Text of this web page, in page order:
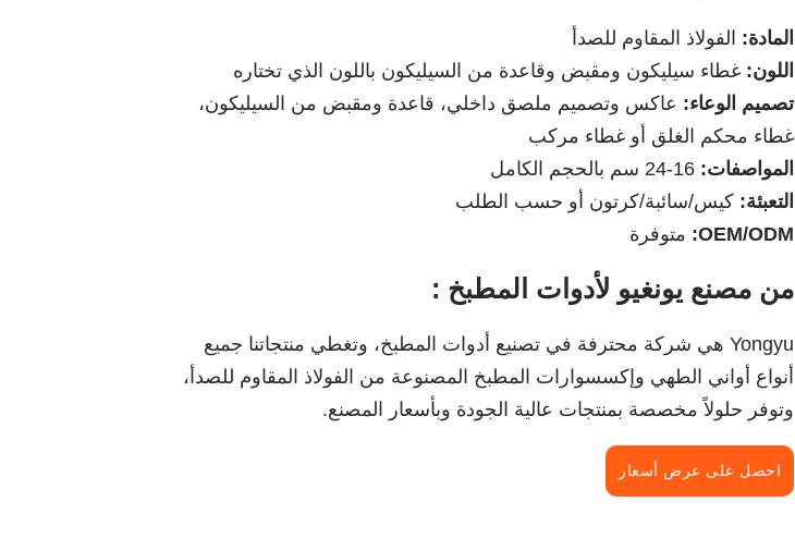
المادة: الفولاذ المقاوم للصدأ
اللون: غطاء سيليكون ومقبض وقاعدة من السيليكون باللون الذي تختاره
تصميم الوعاء: عاكس وتصميم ملصق داخلي، قاعدة ومقبض من السيليكون،
غطاء محكم الغلق أو غطاء مركب
المواصفات:
التعبئة: كيس/سائبة/كرتون أو حسب الطلب
OEM/ODM:
متوفرة
من مصنع يونغيو لأدوات المطبخ :
Yongyu هي شركة محترفة في تصنيع أدوات المطبخ، وتغطي منتجاتنا جميع
أنواع أواني الطهي وإكسسوارات المطبخ المصنوعة من الفولاذ المقاوم للصدأ،
وتوفر حلولاً مخصصة بمنتجات عالية الجودة وبأسعار المصنع.
احصل على عرض أسعار